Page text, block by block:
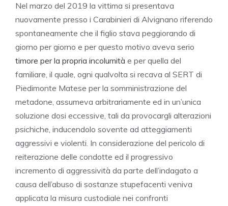
Nel marzo del 2019 la vittima si presentava
nuovamente presso i Carabinieri di Alvignano riferendo
spontaneamente che il figlio stava peggiorando di
giorno per giorno e per questo motivo aveva serio
timore per la propria incolumità e per quella del
familiare, il quale, ogni qualvolta si recava al SERT di
Piedimonte Matese per la somministrazione del
metadone, assumeva arbitrariamente ed in un’unica
soluzione dosi eccessive, tali da provocargli alterazioni
psichiche, inducendolo sovente ad atteggiamenti
aggressivi e violenti. In considerazione del pericolo di
reiterazione delle condotte ed il progressivo
incremento di aggressività da parte dell’indagato a
causa dell’abuso di sostanze stupefacenti veniva
applicata la misura custodiale nei confronti